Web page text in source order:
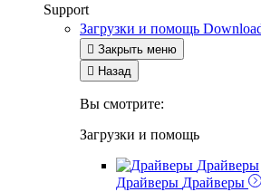
Support
Загрузки и помощь
 Закрыть меню
 Назад
Вы смотрите:
Загрузки и помощь
Драйверы
Драйверы Драйверы